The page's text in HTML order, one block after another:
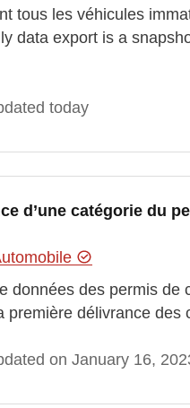
tous les véhicules
data export is a
today
d’une catégorie du
données des permis de
première délivrance
on January 16,